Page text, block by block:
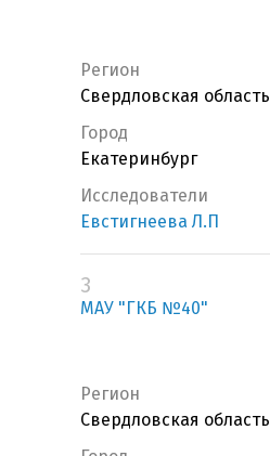
Регион
Свердловская область
Город
Екатеринбург
Исследователи
Евстигнеева Л.П
3
МАУ "ГКБ №40"
Регион
Свердловская область